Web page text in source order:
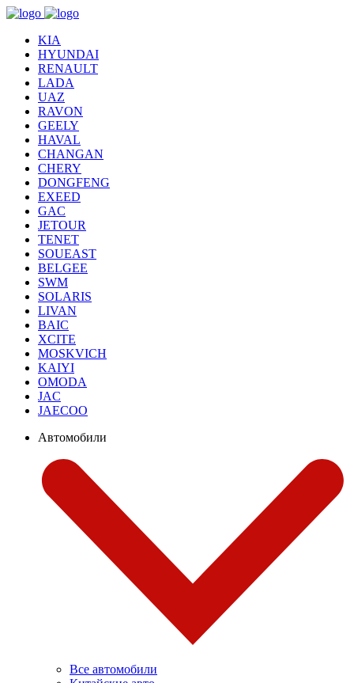
KIA
HYUNDAI
RENAULT
LADA
UAZ
RAVON
GEELY
HAVAL
CHANGAN
CHERY
DONGFENG
EXEED
GAC
JETOUR
TENET
SOUEAST
BELGEE
SWM
SOLARIS
LIVAN
BAIC
XCITE
MOSKVICH
KAIYI
OMODA
JAC
JAECOO
Автомобили
Все автомобили